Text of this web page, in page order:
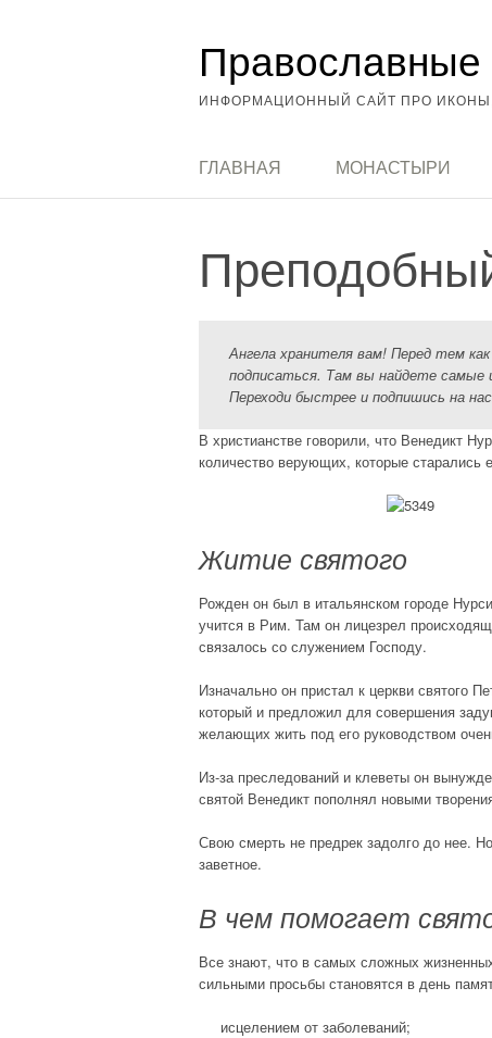
ИНФОРМАЦИОННЫЙ САЙТ ПРО
ГЛАВНАЯ МОНАСТЫРИ
Ангела хранителя вам! Перед тем
подписаться. Там вы найдете
Переходи быстрее и подпишись на
В христианстве говорили, что Венедикт
количество верующих, которые старались
Житие святого
Рожден он был в итальянском городе
учится в Рим. Там он лицезрел
связалось со служением Господу.
Изначально он пристал к церкви святого
который и предложил для совершения
желающих жить под его руководством
Из-за преследований и клеветы он
святой Венедикт пополнял новыми
Свою смерть не предрек задолго до нее.
заветное.
В чем помогает
Все знают, что в самых сложных
сильными просьбы становятся в день
исцелением от заболеваний;